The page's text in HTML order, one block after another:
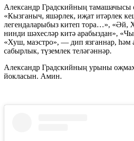
Александр Градскийның тамашачысы
«Кызганыч, яшәрлек, иҗат итәрлек
легендаларыбыз китеп тора…», «Әй,
нинди шәхесләр китә арабыздан»,
«Хуш, маэстро», — дип язганнар, һәм
сабырлык, түземлек теләгәннәр.
Александр Градскийның урыны
йокласын. Амин.